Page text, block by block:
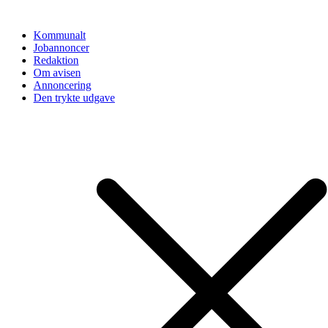
indholdKommunalt
Jobannoncer
Redaktion
Om avisen
Annoncering
Den trykte udgave